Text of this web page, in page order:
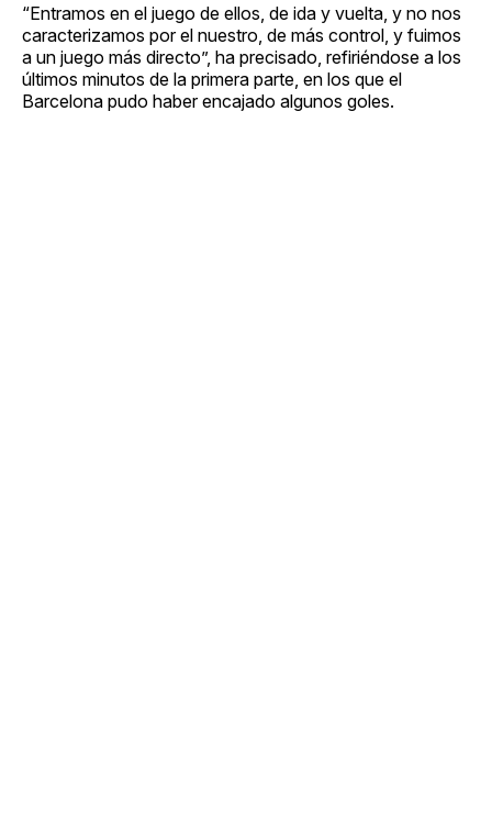
“Entramos en el juego de ellos, de ida y vuelta, y no nos
caracterizamos por el nuestro, de más control, y fuimos
a un juego más directo”, ha precisado, refiriéndose a los
últimos minutos de la primera parte, en los que el
Barcelona pudo haber encajado algunos goles.